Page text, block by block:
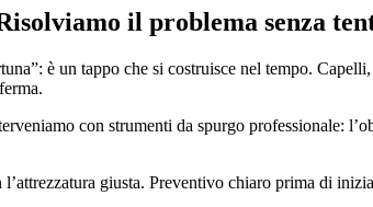
il problema senza
è un tappo che si costruisce nel tempo.
con strumenti da spurgo professionale:
giusta. Preventivo chiaro prima di